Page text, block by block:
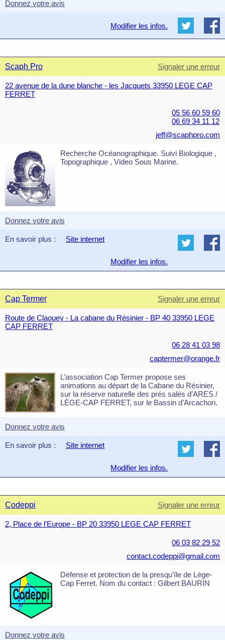
Donnez votre avis
Modifier les infos.
Scaph Pro Signaler une erreur
22 avenue de la dune blanche - les Jacquets 33950 LEGE CAP
FERRET
05 56 60 59 60
06 69 34 11 12
jeff@scaphpro.com
Recherche Océanographique. Suivi Biologique ,
Topographique , Video Sous Marine.
Donnez votre avis
En savoir plus : Site internet
Modifier les infos.
Cap Termer Signaler une erreur
Route de Claouey - La cabane du Résinier - BP 40 33950 LEGE
CAP FERRET
06 28 41 03 98
captermer@orange.fr
L’association Cap Termer propose ses
animations au départ de la Cabane du Résinier,
sur la réserve naturelle des prés salés d’ARES /
LÈGE-CAP FERRET, sur le Bassin d’Arcachon.
Donnez votre avis
En savoir plus : Site internet
Modifier les infos.
Codeppi Signaler une erreur
2, Place de l'Europe - BP 20 33950 LEGE CAP FERRET
06 03 82 29 52
contact.codeppi@gmail.com
Défense et protection de la presqu'île de Lège-
Cap Ferret. Nom du contact : Gilbert BAURIN
Donnez votre avis